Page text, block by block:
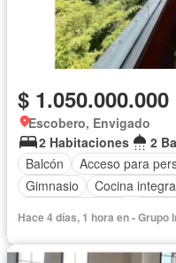
$ 1.050.000.000
Escobero, Envigado
2 Habitaciones
2
Balcón
Acceso para
Gimnasio
Cocina
Hace 4 días, 1 hora en - Grupo